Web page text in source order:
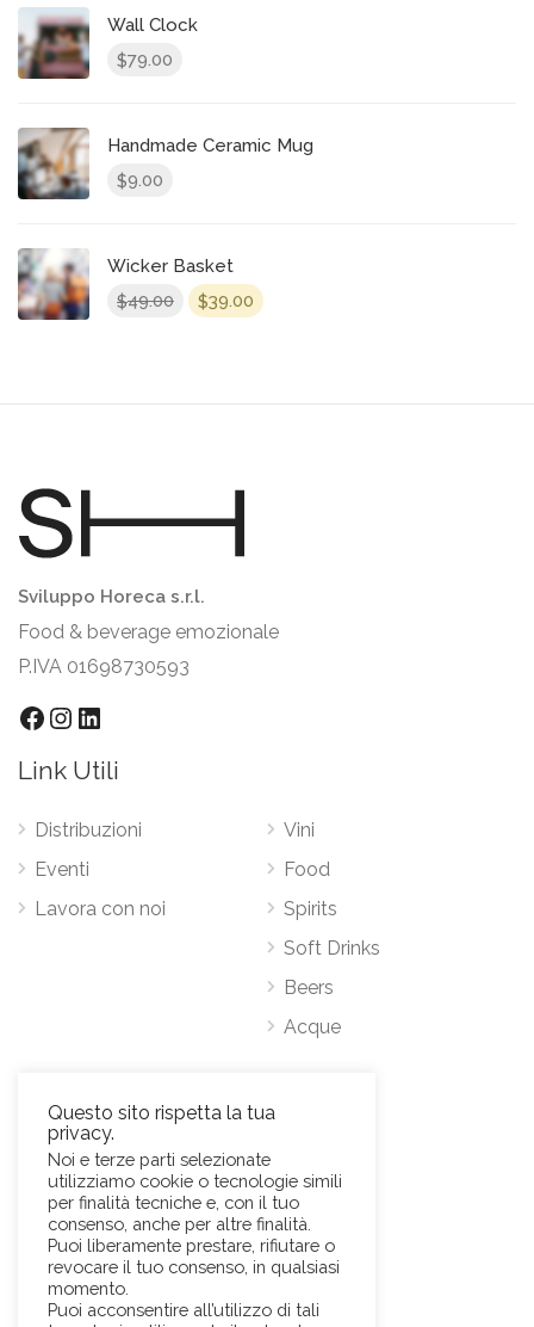
Wall Clock
$79.00
Handmade Ceramic Mug
$9.00
Wicker Basket
$49.00 $39.00
Sviluppo Horeca s.r.l.
Food & beverage emozionale
P.IVA 01698730593
Facebook
Instagram
LinkedIn
Link Utili
Distribuzioni
Eventi
Lavora con noi
Vini
Food
Spirits
Soft Drinks
Beers
Acque
Via Antonio Pacinotti 63, 00146 Roma
Mob.+39 3384389569
E-Mail:news@sviluppohoreca.it
Questo sito rispetta la tua
privacy.
Noi e terze parti selezionate
utilizziamo cookie o tecnologie simili
per finalità tecniche e, con il tuo
consenso, anche per altre finalità.
Puoi liberamente prestare, rifiutare o
revocare il tuo consenso, in qualsiasi
momento.
Puoi acconsentire all’utilizzo di tali